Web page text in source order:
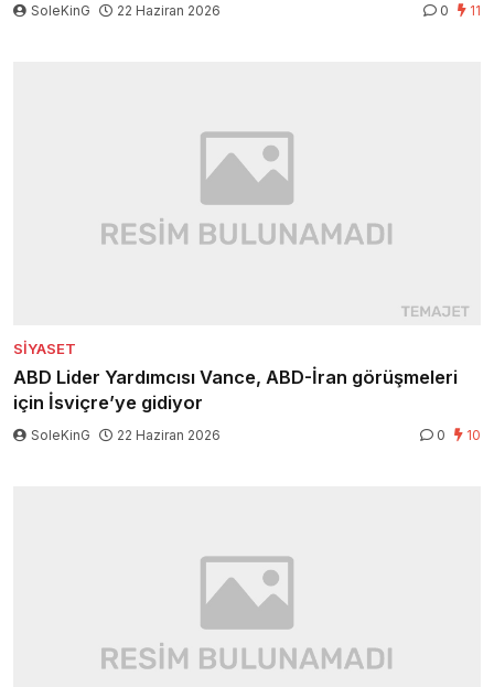
SoleKinG 22 Haziran 2026 0 11
SIYASET
ABD Lider Yardımcısı Vance, ABD-İran görüşmeleri
için İsviçre’ye gidiyor
SoleKinG 22 Haziran 2026 0 10